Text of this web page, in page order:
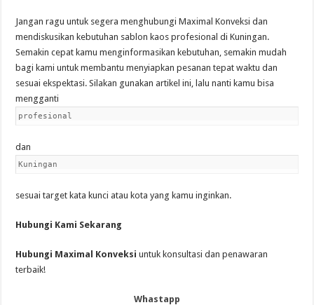
Jangan ragu untuk segera menghubungi Maximal Konveksi dan
mendiskusikan kebutuhan sablon kaos profesional di Kuningan.
Semakin cepat kamu menginformasikan kebutuhan, semakin mudah
bagi kami untuk membantu menyiapkan pesanan tepat waktu dan
sesuai ekspektasi. Silakan gunakan artikel ini, lalu nanti kamu bisa
mengganti
profesional
dan
Kuningan
sesuai target kata kunci atau kota yang kamu inginkan.
Hubungi Kami Sekarang
Hubungi Maximal Konveksi untuk konsultasi dan penawaran
terbaik!
Whastapp